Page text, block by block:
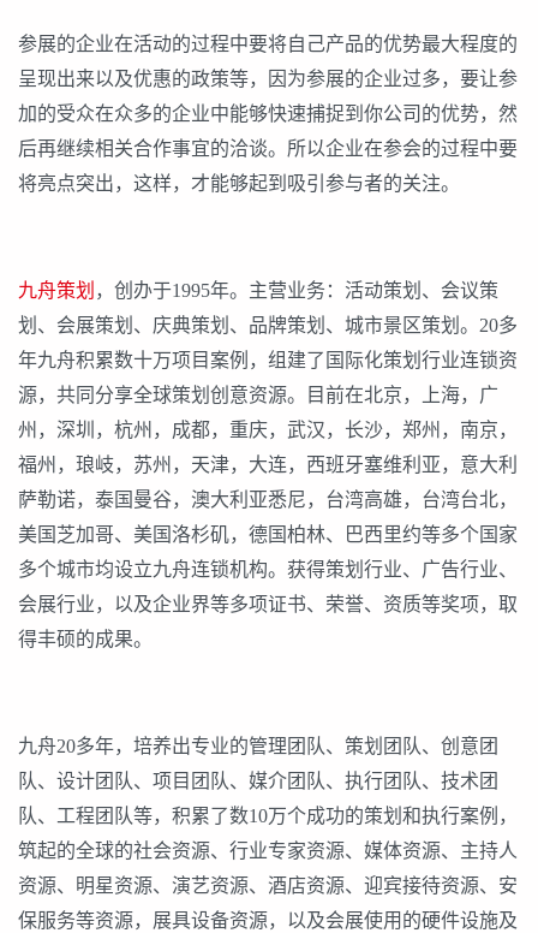
参展的企业在活动的过程中要将自己产品的优势最大程度的
呈现出来以及优惠的政策等，因为参展的企业过多，要让参
加的受众在众多的企业中能够快速捕捉到你公司的优势，然
后再继续相关合作事宜的洽谈。所以企业在参会的过程中要
将亮点突出，这样，才能够起到吸引参与者的关注。
九舟策划 ，创办于1995年。主营业务：活动策划、会议策
划、会展策划、庆典策划、品牌策划、城市景区策划。20多
年九舟积累数十万项目案例，组建了国际化策划行业连锁资
源，共同分享全球策划创意资源。目前在北京，上海，广
州，深圳，杭州，成都，重庆，武汉，长沙，郑州，南京，
福州，琅岐，苏州，天津，大连，西班牙塞维利亚，意大利
萨勒诺，泰国曼谷，澳大利亚悉尼，台湾高雄，台湾台北，
美国芝加哥、美国洛杉矶，德国柏林、巴西里约等多个国家
多个城市均设立九舟连锁机构。获得策划行业、广告行业、
会展行业，以及企业界等多项证书、荣誉、资质等奖项，取
得丰硕的成果。
九舟20多年，培养出专业的管理团队、策划团队、创意团
队、设计团队、项目团队、媒介团队、执行团队、技术团
队、工程团队等，积累了数10万个成功的策划和执行案例，
筑起的全球的社会资源、行业专家资源、媒体资源、主持人
资源、明星资源、演艺资源、酒店资源、迎宾接待资源、安
保服务等资源，展具设备资源，以及会展使用的硬件设施及